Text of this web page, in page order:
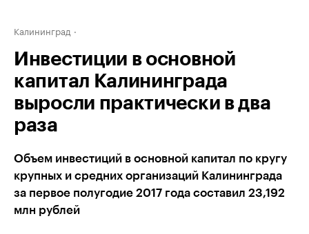
Калининград
Инвестиции в основной
капитал Калининграда
выросли практически в два
раза
Объем инвестиций в основной капитал по кругу
крупных и средних организаций Калининграда
за первое полугодие 2017 года составил 23,192
млн рублей